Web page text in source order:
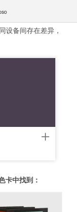
设备间存在差异，
卡中找到：